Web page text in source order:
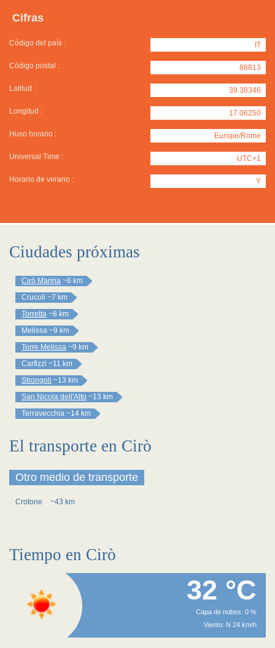
Cifras
Código del país : IT
Código postal : 88813
Latitud : 39.38346
Longitud : 17.06250
Huso horario : Europe/Rome
Universal Time : UTC+1
Horario de verano : Y
Ciudades próximas
Cirò Marina ~6 km
Crucoli ~7 km
Torretta ~8 km
Melissa ~9 km
Torre Melissa ~9 km
Carfizzi ~11 km
Strongoli ~13 km
San Nicola dell'Alto ~13 km
Terravecchia ~14 km
El transporte en Cirò
Otro medio de transporte
Crotone ~43 km
Tiempo en Cirò
32 °C
Capa de nubes: 0 %
Viento: N 24 km/h